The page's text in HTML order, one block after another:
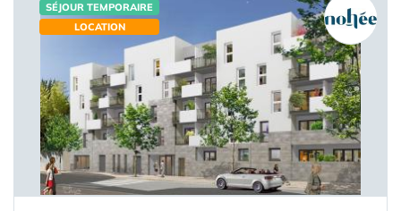
SÉJOUR TEMPORAIRE
LOCATION